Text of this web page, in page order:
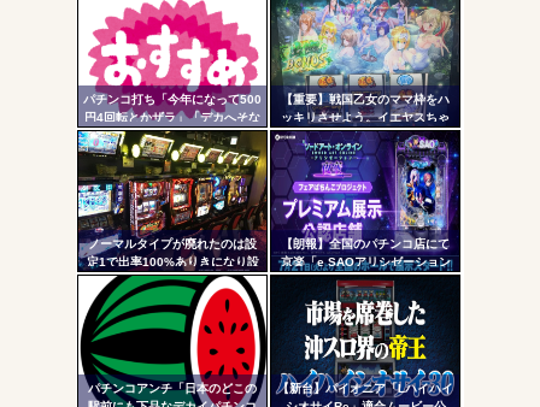
Powered by livedoor 相互RSS
題に！限定生産3000枚らしい
す」
パチンコ打ち「今年になって500
円4回転とかザラ」「デカへそな
のに10回転とかザラ」←これほ
んまかよ？
【重要】戦国乙女のママ枠をハ
ッキリさせよう。イエヤスちゃ
んやヒデヨシちゃんはママなの
か。ノブ様はママではないのか
を
ノーマルタイプが廃れたのは設
定1で出率100%ありきになり設
定1放置がデフォになったから
【朗報】全国のパチンコ店にて
京楽「e SAOアリシゼーション
夜空」のデモ機プレミアム展示
が始まる！SAOファンは急
げ！！！
パチンコアンチ「日本のどこの
【新台】パイオニア「Lハイハイ
ンク
自動
更新
ツー
ル